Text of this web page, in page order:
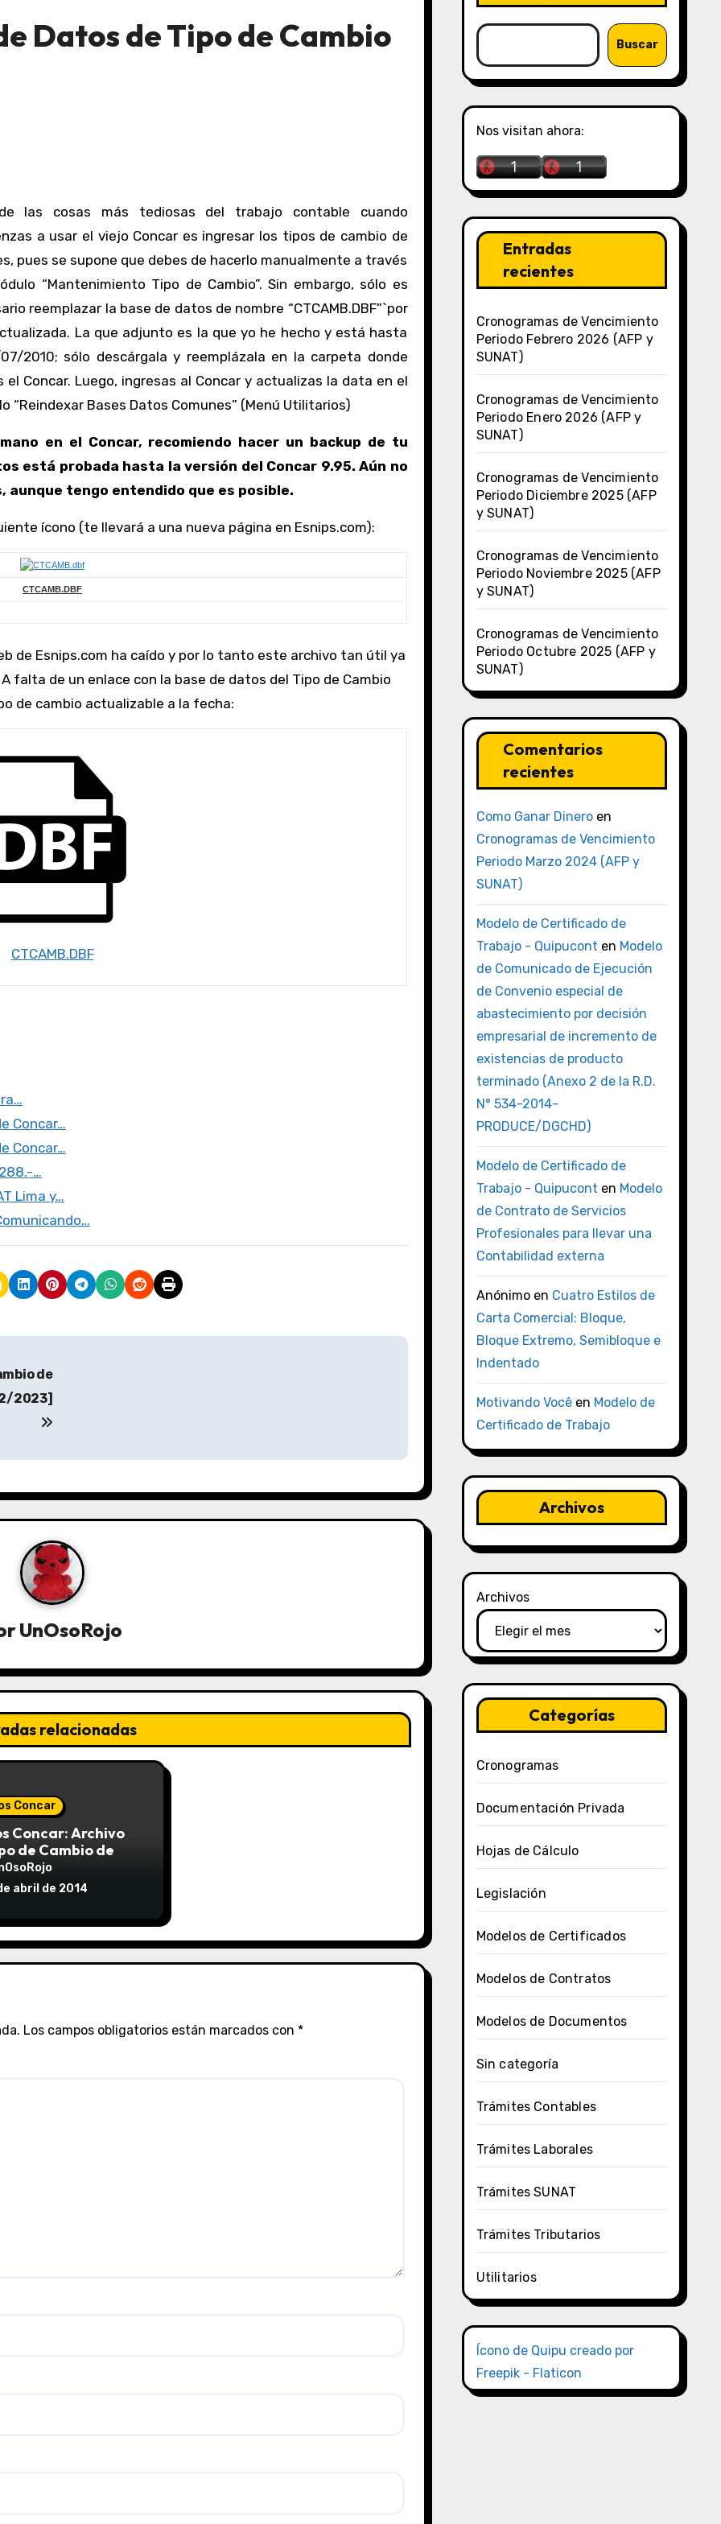
Datos de Tipo de Cambio
a usar el viejo Concar es ingresar los tipos de cambio de
pues se supone que debes de hacerlo manualmente a través
“Mantenimiento Tipo de Cambio”. Sin embargo, sólo es
reemplazar la base de datos de nombre “CTCAMB.DBF”`por
La que adjunto es la que yo he hecho y está hasta
2010; sólo descárgala y reemplázala en la carpeta donde
el Concar. Luego, ingresas al Concar y actualizas la data en el
“Reindexar Bases Datos Comunes” (Menú Utilitarios)
mano en el Concar, recomiendo hacer un backup de tu
está probada hasta la versión del Concar 9.95. Aún no
aunque tengo entendido que es posible.
ícono (te llevará a una nueva página en Esnips.com):
CTCAMB.DBF
de Esnips.com ha caído y por lo tanto este archivo tan útil ya
falta de un enlace con la base de datos del Tipo de Cambio
de cambio actualizable a la fecha:
CTCAMB.DBF
Concar…
Concar…
…
Lima y…
de
2023]
UnOsoRojo
relacionadas
Concar
Concar: Archivo
de Cambio de
actualizable
al
abril de 2014
Los campos obligatorios están marcados con *
Buscar
Nos visitan ahora:
Entradas
recientes
Cronogramas de Vencimiento
Periodo Febrero 2026 (AFP y
SUNAT)
Cronogramas de Vencimiento
Periodo Enero 2026 (AFP y
SUNAT)
Cronogramas de Vencimiento
Periodo Diciembre 2025 (AFP
y SUNAT)
Cronogramas de Vencimiento
Periodo Noviembre 2025 (AFP
y SUNAT)
Cronogramas de Vencimiento
Periodo Octubre 2025 (AFP y
SUNAT)
Comentarios
recientes
Como Ganar Dineroen
Cronogramas de Vencimiento
Periodo Marzo 2024 (AFP y
SUNAT)
Modelo de Certificado de
Trabajo - Quipucont en Modelo
de Comunicado de Ejecución
de Convenio especial de
abastecimiento por decisión
empresarial de incremento de
existencias de producto
terminado (Anexo 2 de la R.D.
N° 534-2014-
PRODUCE/DGCHD)
Modelo de Certificado de
Trabajo - Quipucont en Modelo
de Contrato de Servicios
Profesionales para llevar una
Contabilidad externa
Anónimoen Cuatro Estilos de
Carta Comercial: Bloque,
Bloque Extremo, Semibloque e
Indentado
Motivando Vocêen Modelo de
Certificado de Trabajo
Archivos
Archivos
Categorías
Cronogramas
Documentación Privada
Hojas de Cálculo
Legislación
Modelos de Certificados
Modelos de Contratos
Modelos de Documentos
Sin categoría
Trámites Contables
Trámites Laborales
Trámites SUNAT
Trámites Tributarios
Utilitarios
Ícono de Quipu creado por
Freepik - Flaticon